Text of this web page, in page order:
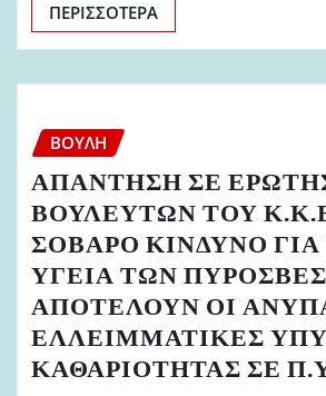
ΠΕΡΙΣΣΌΤΕΡΑ
ΒΟΥΛΉ
ΑΠΑΝΤΗΣΗ ΣΕ
ΒΟΥΛΕΥΤΩΝ ΤΟΥ
ΣΟΒΑΡΟ ΚΙΝΔΥΝΟ
ΥΓΕΙΑ ΤΩΝ
ΑΠΟΤΕΛΟΥΝ ΟΙ
ΕΛΛΕΙΜΜΑΤΙΚΕΣ
ΚΑΘΑΡΙΟΤΗΤΑΣ ΣΕ